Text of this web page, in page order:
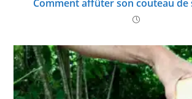
Comment affûter son couteau de